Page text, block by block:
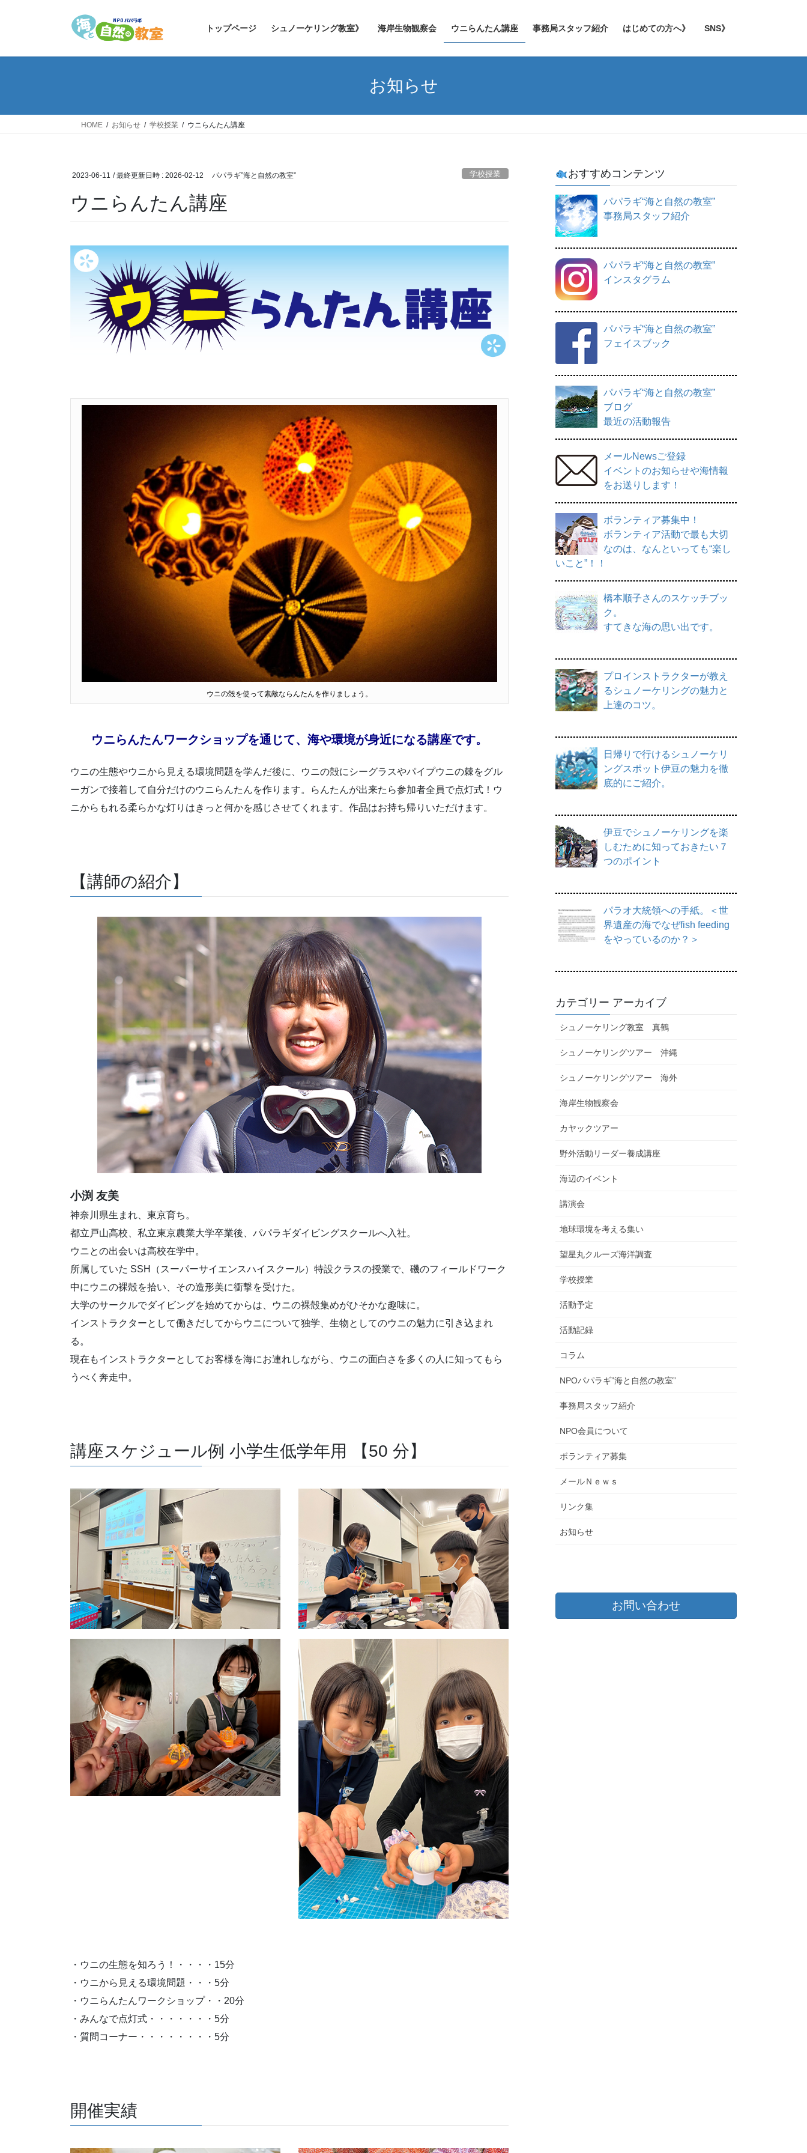
トップページ シュノーケリング教室》 海岸生物観察会 ウニらんたん講座 事務局スタッフ紹介 はじめての方へ》 SNS》
お知らせ
HOME お知らせ 学校授業 ウニらんたん講座
2023-06-11 / 最終更新日時 : 2026-02-12 パパラギ”海と自然の教室” 学校授業
ウニらんたん講座
ウニの殻を使って素敵ならんたんを作りましょう。
ウニらんたんワークショップを通じて、海や環境が身近になる講座です。
ウニの生態やウニから見える環境問題を学んだ後に、ウニの殻にシーグラスやパイプウニの棘をグル
ーガンで接着して自分だけのウニらんたんを作ります。らんたんが出来たら参加者全員で点灯式！ウ
ニからもれる柔らかな灯りはきっと何かを感じさせてくれます。作品はお持ち帰りいただけます。
【講師の紹介】
小渕 友美
神奈川県生まれ、東京育ち。
都立戸山高校、私立東京農業大学卒業後、パパラギダイビングスクールへ入社。
ウニとの出会いは高校在学中。
所属していた SSH（スーパーサイエンスハイスクール）特設クラスの授業で、磯のフィールドワーク
中にウニの裸殻を拾い、その造形美に衝撃を受けた。
大学のサークルでダイビングを始めてからは、ウニの裸殻集めがひそかな趣味に。
インストラクターとして働きだしてからウニについて独学、生物としてのウニの魅力に引き込まれ
る。
現在もインストラクターとしてお客様を海にお連れしながら、ウニの面白さを多くの人に知ってもら
うべく奔走中。
講座スケジュール例 小学生低学年用 【50 分】
・ウニの生態を知ろう！・・・・15分
・ウニから見える環境問題・・・5分
・ウニらんたんワークショップ・・20分
・みんなで点灯式・・・・・・・5分
・質問コーナー・・・・・・・・5分
開催実績
おすすめコンテンツ
パパラギ“海と自然の教室”
事務局スタッフ紹介
パパラギ“海と自然の教室”
インスタグラム
パパラギ“海と自然の教室”
フェイスブック
パパラギ“海と自然の教室”
ブログ
最近の活動報告
メールNewsご登録
イベントのお知らせや海情報
をお送りします！
ボランティア募集中！
ボランティア活動で最も大切
なのは、なんといっても“楽し
いこと”！！
橋本順子さんのスケッチブッ
ク。
すてきな海の思い出です。
プロインストラクターが教え
るシュノーケリングの魅力と
上達のコツ。
日帰りで行けるシュノーケリ
ングスポット伊豆の魅力を徹
底的にご紹介。
伊豆でシュノーケリングを楽
しむために知っておきたい７
つのポイント
パラオ大統領への手紙。＜世
界遺産の海でなぜfish feeding
をやっているのか？＞
カテゴリー アーカイブ
シュノーケリング教室 真鶴
シュノーケリングツアー 沖縄
シュノーケリングツアー 海外
海岸生物観察会
カヤックツアー
野外活動リーダー養成講座
海辺のイベント
講演会
地球環境を考える集い
望星丸クルーズ海洋調査
学校授業
活動予定
活動記録
コラム
NPOパパラギ”海と自然の教室”
事務局スタッフ紹介
NPO会員について
ボランティア募集
メールＮｅｗｓ
リンク集
お知らせ
お問い合わせ